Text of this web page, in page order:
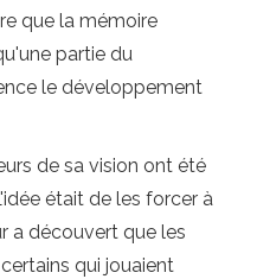
que la mémoire
partie du
le développement
de sa vision ont été
était de les forcer à
a découvert que les
qui jouaient